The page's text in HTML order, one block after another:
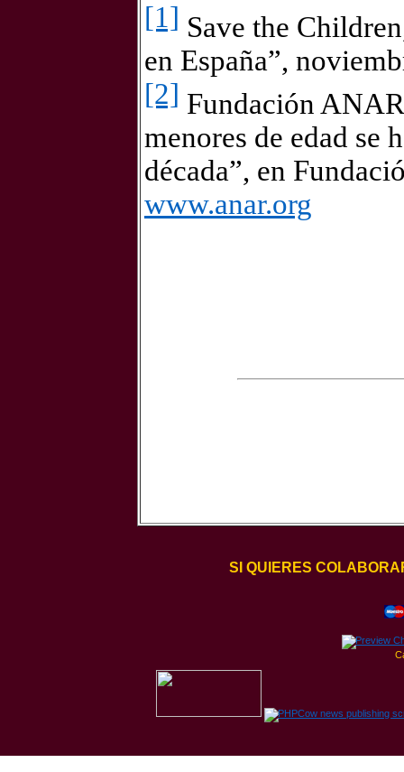
[1] Save the
en España”,
[2] Fundación
menores de edad se
década”, en
www.anar.org
SI QUIERES